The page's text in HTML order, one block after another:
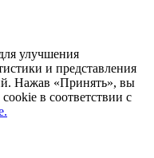
улучшения
и представления
Нажав «Принять», вы
в соответствии с